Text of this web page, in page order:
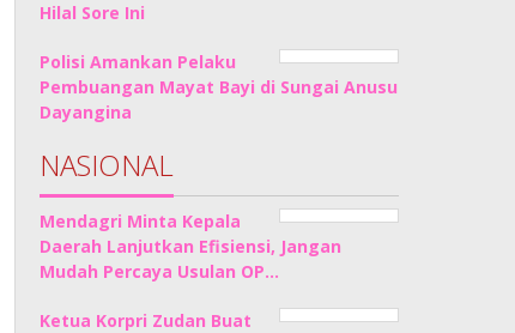
Hilal Sore Ini
Polisi Amankan Pelaku
Pembuangan Mayat Bayi di Sungai Anusu
Dayangina
NASIONAL
Mendagri Minta Kepala
Daerah Lanjutkan Efisiensi, Jangan
Mudah Percaya Usulan OP…
Ketua Korpri Zudan Buat